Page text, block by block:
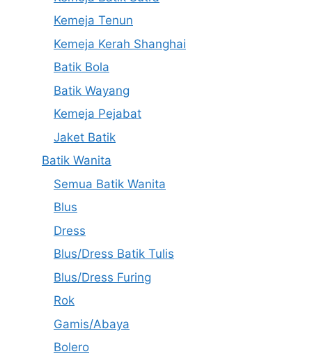
Kemeja Tenun
Kemeja Kerah Shanghai
Batik Bola
Batik Wayang
Kemeja Pejabat
Jaket Batik
Batik Wanita
Semua Batik Wanita
Blus
Dress
Blus/Dress Batik Tulis
Blus/Dress Furing
Rok
Gamis/Abaya
Bolero